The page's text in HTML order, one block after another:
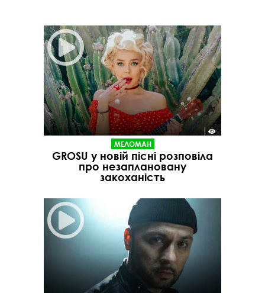
МЕЛОМАН
GROSU у новій пісні розповіла
про незаплановану
закоханість